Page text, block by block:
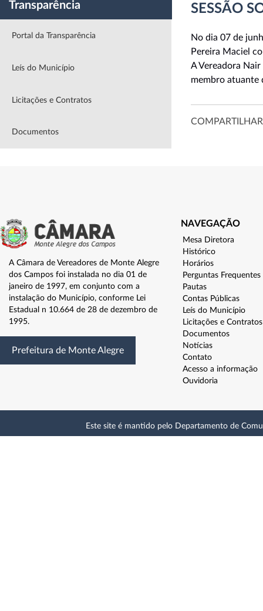
Transparência
Portal da Transparência
Leís do Município
Licitações e Contratos
Documentos
SESSÃO
No dia 07 de
Pereira Maciel
A Vereadora
membro
A Câmara de Vereadores de Monte Alegre
dos Campos foi instalada no dia 01 de
janeiro de 1997, em conjunto com a
instalação do Município, conforme Lei
Estadual n 10.664 de 28 de dezembro de
1995.
Prefeitura de Monte Alegre
NAVEGAÇÃO
Mesa Diretora
Histórico
Horários
Perguntas Frequentes
Pautas
Contas Públicas
Leís do Município
Licitações e Contratos
Documentos
Notícias
Contato
Acesso a informação
Ouvidoria
Este site é mantido pelo Departamento de